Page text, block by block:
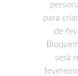
para
de
será
fevereiro